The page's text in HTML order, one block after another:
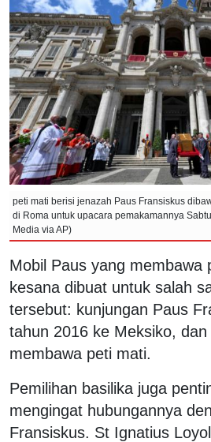
peti mati berisi jenazah Paus Fransiskus
di Roma untuk upacara pemakamannya
Media via AP)
Mobil Paus yang membawa
kesana dibuat untuk salah
tersebut: kunjungan Paus
tahun 2016 ke Meksiko,
membawa peti mati.
Pemilihan basilika juga
mengingat hubungannya
Fransiskus. St Ignatius